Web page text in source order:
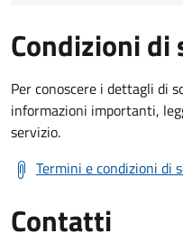
Condizioni di
Per conoscere i dettagli di
informazioni importanti,
servizio.
Termini e condizioni di
Contatti